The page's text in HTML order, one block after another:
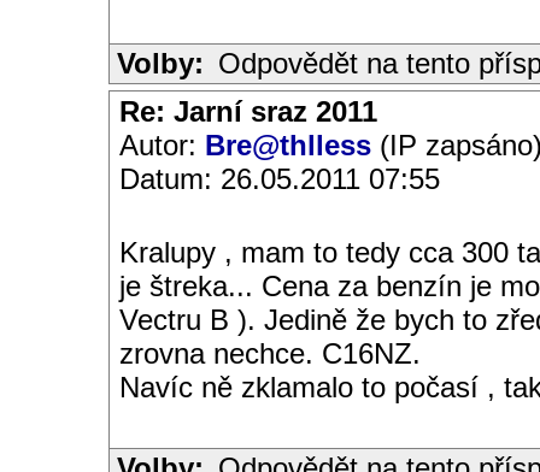
Volby: Odpovědět na tento
Re: Jarní sraz 2011
Autor: Bre@thlless (IP
Datum: 26.05.2011 07:55
Kralupy , mam to tedy cca 300
je štreka... Cena za benzín je
Vectru B ). Jedině že bych to
zrovna nechce. C16NZ.
Navíc ně zklamalo to počasí ,